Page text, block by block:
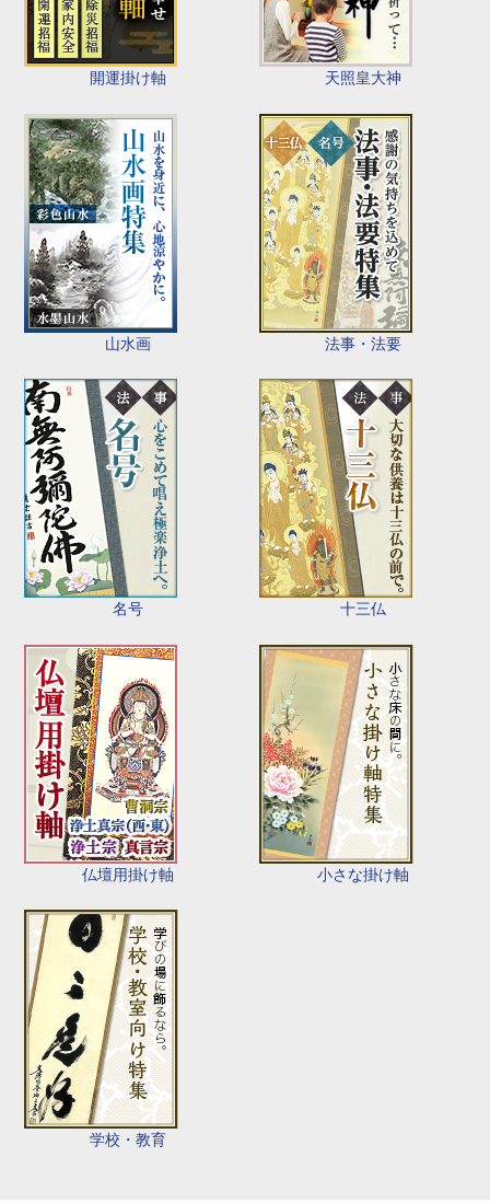
開運掛け軸 天照皇大神
山水画 法事・法要
名号 十三仏
仏壇用掛け軸 小さな掛け軸
学校・教育